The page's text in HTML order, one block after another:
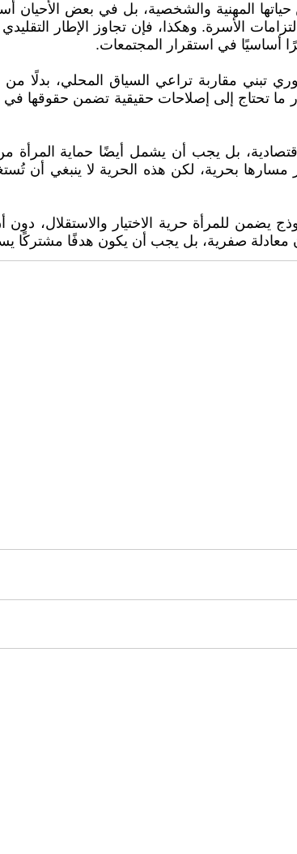
حياتها المهنية والشخصية، بل في بعض
الأسرة. وهكذا، فإن تجاوز الإطار
أساسيًا في استقرار المجتمعات.
تبني مقاربة تراعي السياق المحلي، بدلًا من
تحتاج إلى إصلاحات حقيقية تضمن حقوقها في
بل يجب أن يشمل أيضًا حماية المرأة
مسارها بحرية، لكن هذه الحرية لا ينبغي أن
يضمن للمرأة حرية الاختيار والاستقلال،
معادلة صفرية، بل يجب أن يكون هدفًا مشتركًا